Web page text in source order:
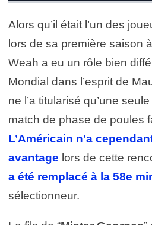
Alors qu’il était l’un des
lors de sa première saison
Weah a eu un rôle bien
Mondial dans l’esprit de
ne l’a titularisé qu’une
match de phase de poules
L’Américain n’a
avantage lors de cette
a été remplacé à la 58e
sélectionneur.